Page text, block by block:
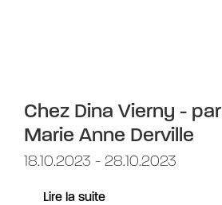
Chez Dina Vierny - par
Marie Anne Derville
18.10.2023 - 28.10.2023
Lire la suite